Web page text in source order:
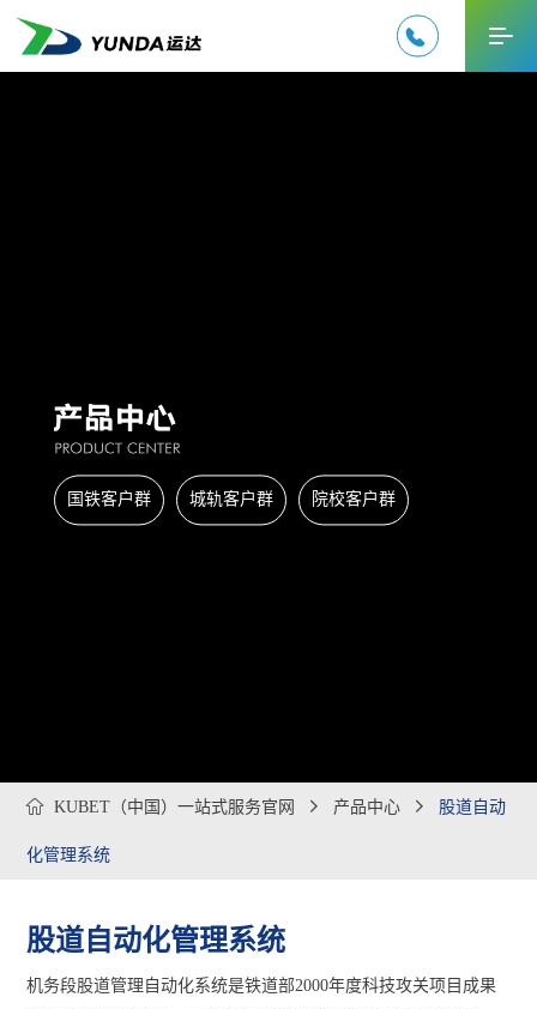
EN

国铁客户群 城轨客户群 院校客户群
 KUBET（中国）一站式服务官网  产品中心  股道自动
化管理系统
股道自动化管理系统
机务段股道管理自动化系统是铁道部2000年度科技攻关项目成果